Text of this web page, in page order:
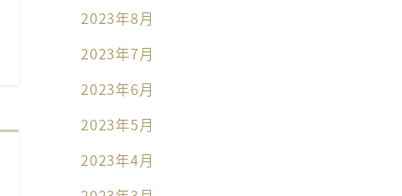
2023年8月
2023年7月
2023年6月
2023年5月
2023年4月